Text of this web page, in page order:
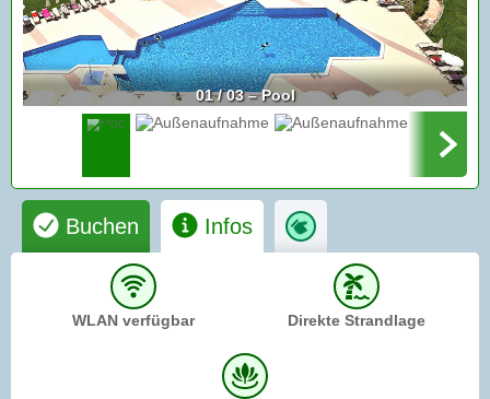
01 / 03 – Pool
Buchen Infos
WLAN verfügbar Direkte Strandlage